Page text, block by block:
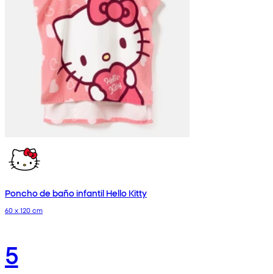
Poncho de baño infantil Hello Kitty
60 x 120 cm
5